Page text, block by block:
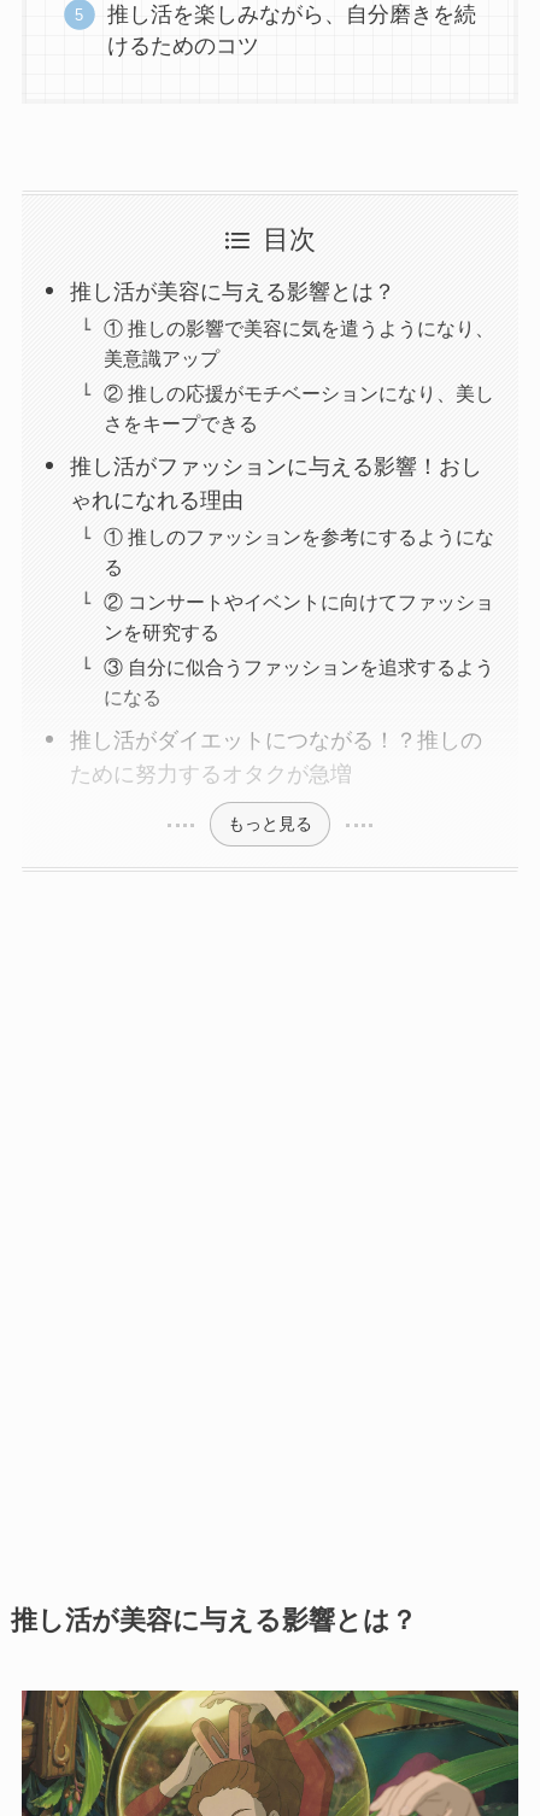
推し活を楽しみながら、自分磨きを続
けるためのコツ
目次
推し活が美容に与える影響とは？
① 推しの影響で美容に気を遣うようになり、
美意識アップ
② 推しの応援がモチベーションになり、美し
さをキープできる
推し活がファッションに与える影響！おし
ゃれになれる理由
① 推しのファッションを参考にするようにな
る
② コンサートやイベントに向けてファッショ
ンを研究する
③ 自分に似合うファッションを追求するよう
になる
推し活がダイエットにつながる！？推しの
ために努力するオタクが急増
もっと見る
推し活が美容に与える影響とは？